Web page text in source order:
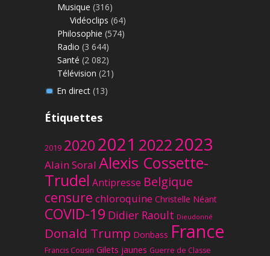
Musique (316)
Vidéoclips (64)
Philosophie (574)
Radio (3 644)
Santé (2 082)
Télévision (21)
En direct(13)
Étiquettes
2019 20202021 20222023
Alain Soral Alexis Cossette-
Trudel Antipresse Belgique
censure chloroquine Christelle Néant
COVID-19 Didier Raoult Dieudonné
Donald Trump Donbass France
Francis Cousin Gilets jaunes Guerre de Classe